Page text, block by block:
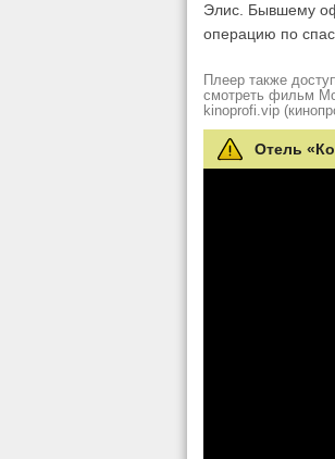
Элис. Бывшему
операцию по
Плеер также
смотреть фильм
kinoprofi.vip
Отель